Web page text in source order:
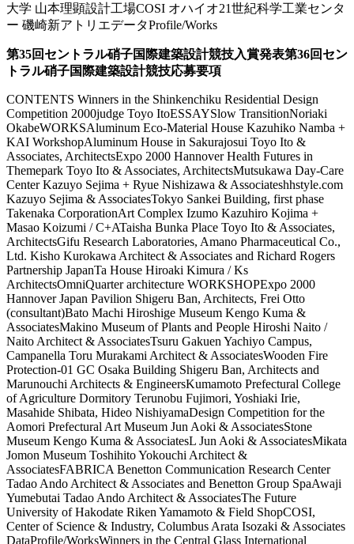
大学 山本理顕設計工場COSI オハイオ21世紀科学工業センタ
ー 磯崎新アトリエデータProfile/Works
第35回セントラル硝子国際建築設計競技入賞発表第36回セン
トラル硝子国際建築設計競技応募要項
CONTENTS Winners in the Shinkenchiku Residential Design
Competition 2000judge Toyo ItoESSAYSlow TransitionNoriaki
OkabeWORKSAluminum Eco-Material House Kazuhiko Namba +
KAI WorkshopAluminum House in Sakurajosui Toyo Ito &
Associates, ArchitectsExpo 2000 Hannover Health Futures in
Themepark Toyo Ito & Associates, ArchitectsMutsukawa Day-Care
Center Kazuyo Sejima + Ryue Nishizawa & Associateshhstyle.com
Kazuyo Sejima & AssociatesTokyo Sankei Building, first phase
Takenaka CorporationArt Complex Izumo Kazuhiro Kojima +
Masao Koizumi / C+ATaisha Bunka Place Toyo Ito & Associates,
ArchitectsGifu Research Laboratories, Amano Pharmaceutical Co.,
Ltd. Kisho Kurokawa Architect & Associates and Richard Rogers
Partnership JapanTa House Hiroaki Kimura / Ks
ArchitectsOmniQuarter architecture WORKSHOPExpo 2000
Hannover Japan Pavilion Shigeru Ban, Architects, Frei Otto
(consultant)Bato Machi Hiroshige Museum Kengo Kuma &
AssociatesMakino Museum of Plants and People Hiroshi Naito /
Naito Architect & AssociatesTsuru Gakuen Yachiyo Campus,
Campanella Toru Murakami Architect & AssociatesWooden Fire
Protection-01 GC Osaka Building Shigeru Ban, Architects and
Marunouchi Architects & EngineersKumamoto Prefectural College
of Agriculture Dormitory Terunobu Fujimori, Yoshiaki Irie,
Masahide Shibata, Hideo NishiyamaDesign Competition for the
Aomori Prefectural Art Museum Jun Aoki & AssociatesStone
Museum Kengo Kuma & AssociatesL Jun Aoki & AssociatesMikata
Jomon Museum Toshihito Yokouchi Architect &
AssociatesFABRICA Benetton Communication Research Center
Tadao Ando Architect & Associates and Benetton Group SpaAwaji
Yumebutai Tadao Ando Architect & AssociatesThe Future
University of Hakodate Riken Yamamoto & Field ShopCOSI,
Center of Science & Industry, Columbus Arata Isozaki & Associates
DataProfile/WorksWinners in the Central Glass International